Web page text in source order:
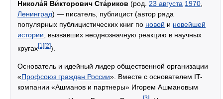
Никола́й Ви́кторович Ста́риков (род. 23 августа 1970
Ленинград) — писатель, публицист (автор ряда
популярных публицистических книг по новой и новейшей
истории , вызвавших неоднозначную реакцию в научных
кругах[1][2]).
Основатель и идейный лидер общественной организации
«Профсоюз граждан России». Вместе с основателем IT-
компании «Ашманов и партнеры» Игорем Ашмановым
[3]